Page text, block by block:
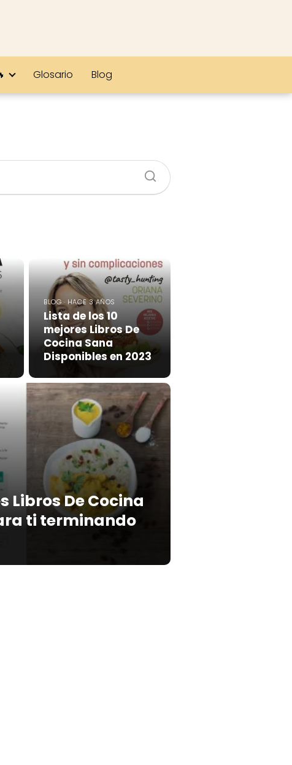
Glosario Blog
BLOG · HACE 3 AÑOS
Lista de los 10
mejores Libros De
Cocina Sana
Disponibles en 2023
Libros De Cocina
ti terminando